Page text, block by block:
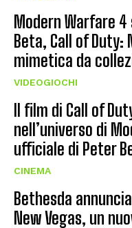
Modern Warfare 4
Beta, Call of Duty:
mimetica da
VIDEOGIOCHI
Il film di Call of
nell’universo di
ufficiale di Peter
CINEMA
Bethesda
New Vegas, un